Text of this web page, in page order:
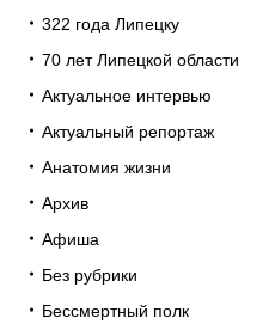
322 года Липецку
70 лет Липецкой области
Актуальное интервью
Актуальный репортаж
Анатомия жизни
Архив
Афиша
Без рубрики
Бессмертный полк